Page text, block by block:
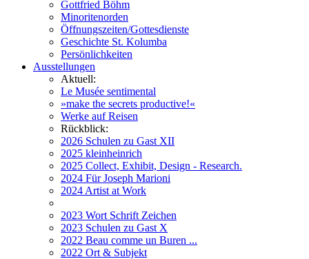
Gottfried Böhm
Minoritenorden
Öffnungszeiten/Gottesdienste
Geschichte St. Kolumba
Persönlichkeiten
Ausstellungen
Aktuell:
Le Musée sentimental
»make the secrets productive!«
Werke auf Reisen
Rückblick:
2026 Schulen zu Gast XII
2025 kleinheinrich
2025 Collect, Exhibit, Design - Research.
2024 Für Joseph Marioni
2024 Artist at Work
2023 Wort Schrift Zeichen
2023 Schulen zu Gast X
2022 Beau comme un Buren ...
2022 Ort & Subjekt